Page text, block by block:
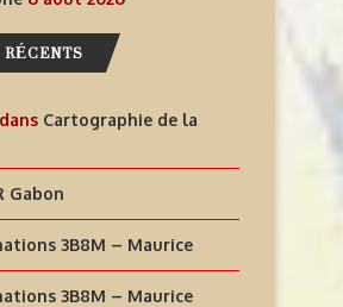
–
SI VOTRE TÉLÉPHONE
NE FONCTIONNE PLUS
dans Cartographie de la
Gabon
3B8M – Maurice
3B8M – Maurice